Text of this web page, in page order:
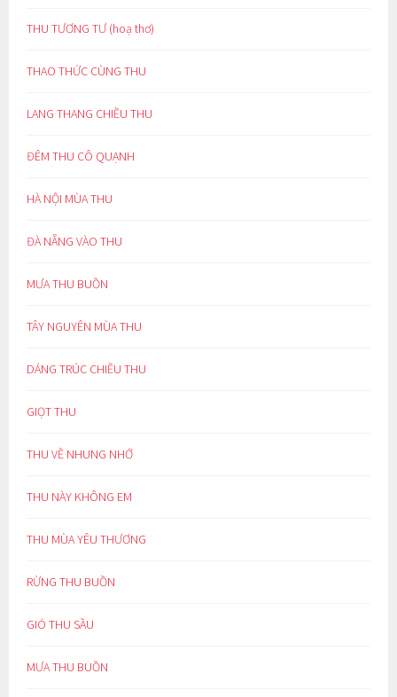
THU TƯƠNG TƯ (hoạ thơ)
THAO THỨC CÙNG THU
LANG THANG CHIỀU THU
ĐÊM THU CÔ QUẠNH
HÀ NỘI MÙA THU
ĐÀ NẴNG VÀO THU
MƯA THU BUỒN
TÂY NGUYÊN MÙA THU
DÁNG TRÚC CHIỀU THU
GIỌT THU
THU VỀ NHUNG NHỚ
THU NÀY KHÔNG EM
THU MÙA YÊU THƯƠNG
RỪNG THU BUỒN
GIÓ THU SẦU
MƯA THU BUỒN